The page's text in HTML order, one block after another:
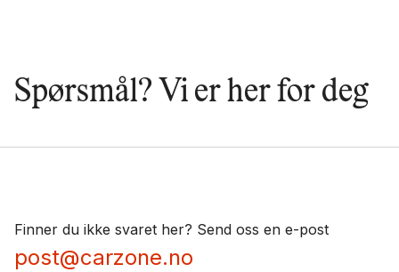
Spørsmål? Vi er her for deg
Finner du ikke svaret her? Send oss en e-post
post@carzone.no